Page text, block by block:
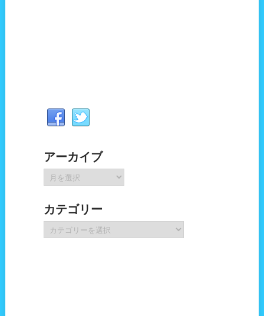
アーカイブ
ー
イ
ブ
カテゴリー
テ